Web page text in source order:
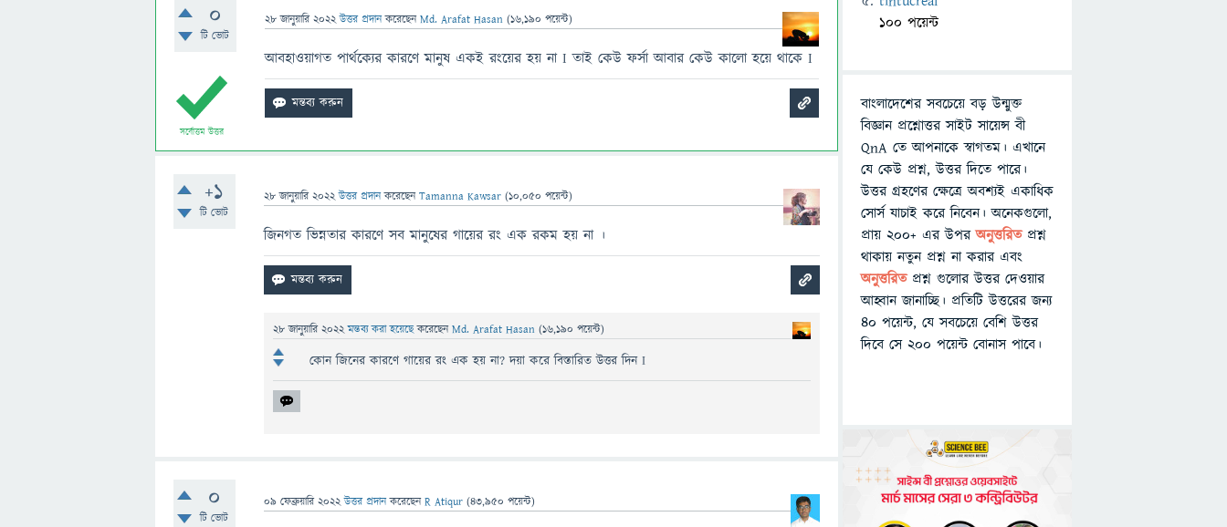
0
টি ভোট
28 জানুয়ারি 2022 উত্তর প্রদান করেছেনMd. Arafat Hasan (16,190 পয়েন্ট)
সর্বোত্তম উত্তর
আবহাওয়াগত পার্থক্যের কারণে মানুষ একই রংয়ের হয় না I তাই কেউ ফর্সা আবার কেউ কালো হয়ে থাকে I
+1
টি ভোট
28 জানুয়ারি 2022 উত্তর প্রদান করেছেনTamanna Kawsar (10,050 পয়েন্ট)
জিনগত ভিন্নতার কারণে সব মানুষের গায়ের রং এক রকম হয় না ।
28 জানুয়ারি 2022 মন্তব্য করা হয়েছেকরেছেনMd. Arafat Hasan (16,190 পয়েন্ট)
কোন জিনের কারণে গায়ের রং এক হয় না? দয়া করে বিস্তারিত উত্তর দিন I
0
টি ভোট
09 ফেব্রুয়ারি 2022 উত্তর প্রদান করেছেনR Atiqur (43,950 পয়েন্ট)
100 পয়েন্ট
বাংলাদেশের সবচেয়ে বড় উন্মুক্ত
বিজ্ঞান প্রশ্নোত্তর সাইট সায়েন্স বী
QnA তে আপনাকে স্বাগতম। এখানে
যে কেউ প্রশ্ন, উত্তর দিতে পারে।
উত্তর গ্রহণের ক্ষেত্রে অবশ্যই একাধিক
সোর্স যাচাই করে নিবেন। অনেকগুলো,
প্রায় ২০০+ এর উপরঅনুত্তরিতপ্রশ্ন
থাকায় নতুন প্রশ্ন না করার এবং
অনুত্তরিত প্রশ্ন গুলোর উত্তর দেওয়ার
আহ্বান জানাচ্ছি। প্রতিটি উত্তরের জন্য
৪০ পয়েন্ট, যে সবচেয়ে বেশি উত্তর
দিবে সে ২০০ পয়েন্ট বোনাস পাবে।